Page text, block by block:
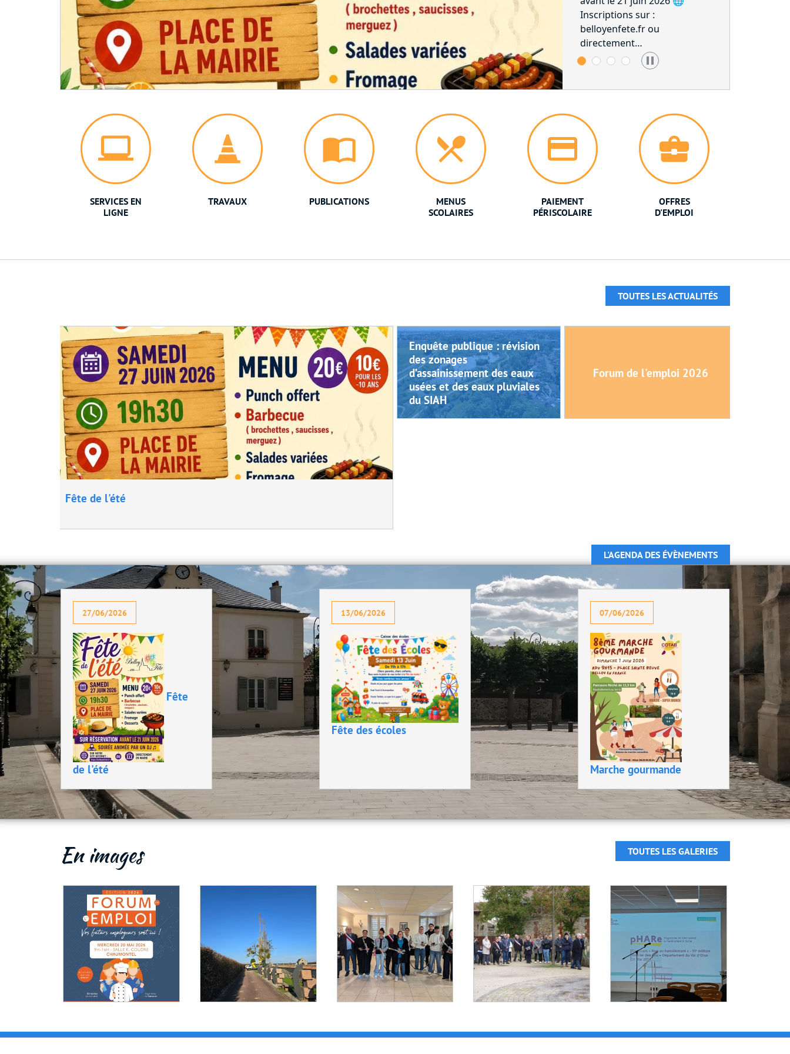
Inscriptions sur :
belloyenfete.fr ou
directement…
SERVICES EN
LIGNE
TRAVAUX PUBLICATIONS
MENUS
SCOLAIRES
PAIEMENT
PÉRISCOLAIRE
OFFRES
D'EMPLOI
TOUTES LES ACTUALITÉS
Fête de l'été
Enquête publique : révision
des zonages
d’assainissement des eaux
usées et des eaux pluviales
du SIAH
Forum de l'emploi 2026
27/06/2026
Fête
de l'été
13/06/2026
Fête des écoles
07/06/2026
Marche gourmande
L'AGENDA DES ÉVÈNEMENTS
En images TOUTES LES GALERIES